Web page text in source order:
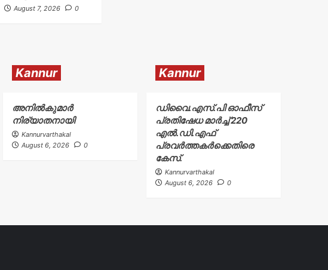
August 7, 2026 0
Kannur
അനിൽകുമാർ
നിര്യാതനായി
Kannurvarthakal
August 6, 2026
0
Kannur
ഡിവൈ.എസ്.പി ഓഫീസ്
പ്രതിഷേധ മാർച്ച് 220
എൽ.ഡി.എഫ്
പ്രവർത്തകർക്കെതിരെ
കേസ്.
Kannurvarthakal
August 6, 2026
0